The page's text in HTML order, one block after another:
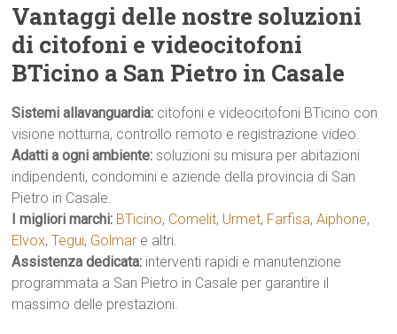
Vantaggi delle nostre soluzioni
di citofoni e videocitofoni
BTicino a San Pietro in Casale
Sistemi allavanguardia: citofoni e videocitofoni BTicino con
visione notturna, controllo remoto e registrazione video.
Adatti a ogni ambiente: soluzioni su misura per abitazioni
indipendenti, condomini e aziende della provincia di San
Pietro in Casale.
I migliori marchi: BTicino, Comelit, Urmet, Farfisa,Aiphone,
Elvox,Tegui, Golmar e altri.
Assistenza dedicata: interventi rapidi e manutenzione
programmata a San Pietro in Casale per garantire il
massimo delle prestazioni.